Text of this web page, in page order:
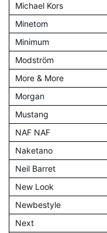
Michael Kors
Minetom
Minimum
Modström
More & More
Morgan
Mustang
NAF NAF
Naketano
Neil Barret
New Look
Newbestyle
Next